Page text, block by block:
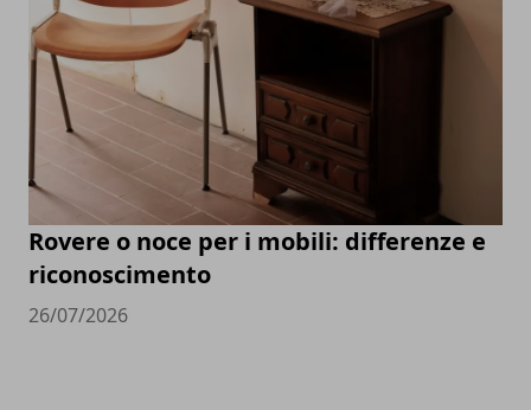
Rovere o noce per i mobili: differenze e
riconoscimento
26/07/2026